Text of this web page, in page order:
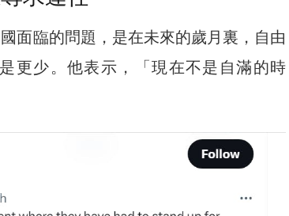
面臨的問題，是在未來的歲月裏，自由
更少。他表示，「現在不是自滿的時